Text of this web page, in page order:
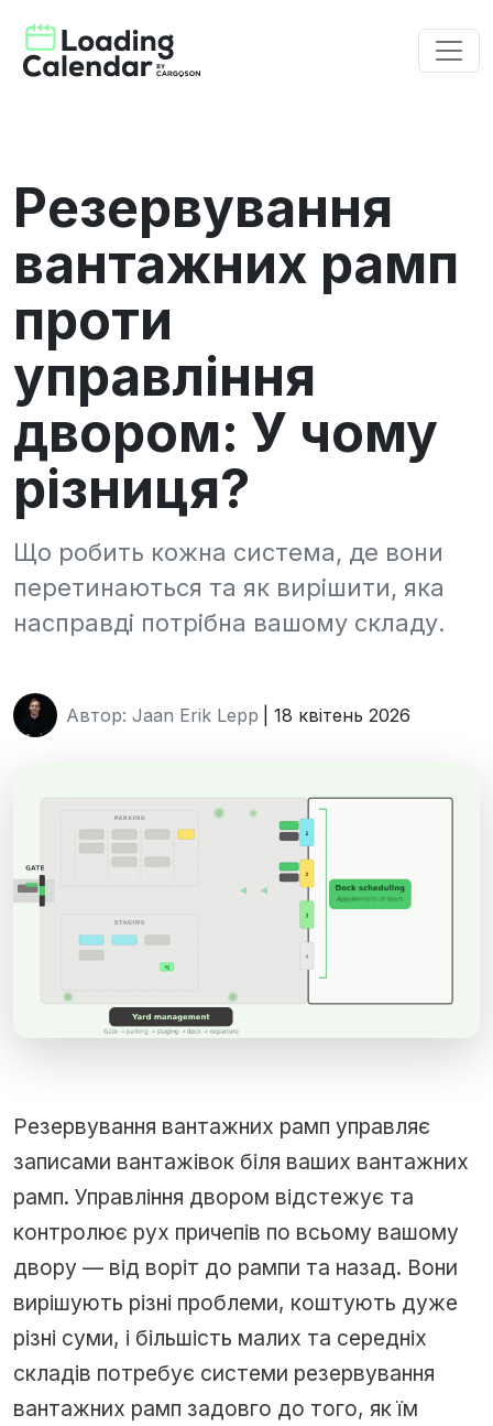
Резервування
вантажних рамп
проти
управління
двором: У чому
різниця?
Що робить кожна система, де вони
перетинаються та як вирішити, яка
насправді потрібна вашому складу.
Автор: Jaan Erik Lepp | 18 квітень 2026
Резервування вантажних рамп управляє
записами вантажівок біля ваших вантажних
рамп. Управління двором відстежує та
контролює рух причепів по всьому вашому
двору — від воріт до рампи та назад. Вони
вирішують різні проблеми, коштують дуже
різні суми, і більшість малих та середніх
складів потребує системи резервування
вантажних рамп задовго до того, як їм